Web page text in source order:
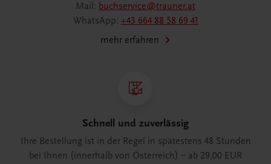
Mail: buchservice@trauner.at
WhatsApp: +43 664 88 58 69 41
mehr erfahren
Schnell und zuverlässig
Ihre Bestellung ist in der Regel in spätestens 48 Stunden
bei Ihnen (innerhalb von Österreich) – ab 29,00 EUR